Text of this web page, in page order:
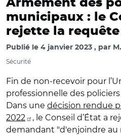
Armement des
municipaux : le
rejette la
Publié le 4 janvier 2023 par
Sécurité
Fin de non-recevoir pour l’
professionnelle des
Dans une décision rendue
2022
, le Conseil d’État a
demandant "d'enjoindre au